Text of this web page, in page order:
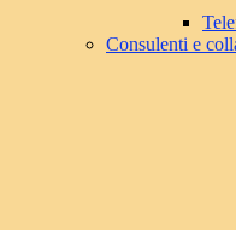
Consulenti e